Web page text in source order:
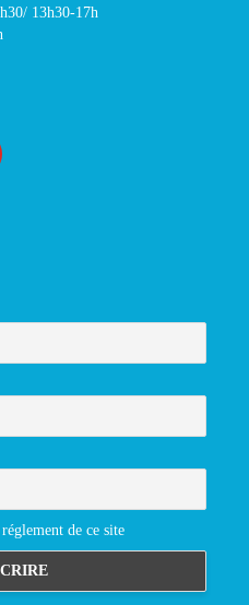
13h30-17h
de ce site